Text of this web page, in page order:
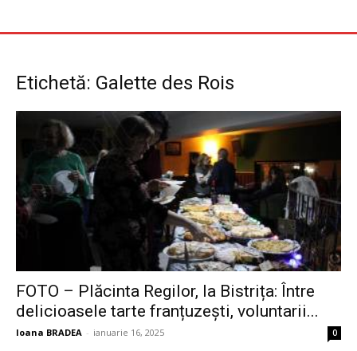
Etichetă: Galette des Rois
FOTO – Plăcinta Regilor, la Bistrița: Între
delicioasele tarte franțuzești, voluntarii...
Ioana BRADEA - ianuarie 16, 2025 0